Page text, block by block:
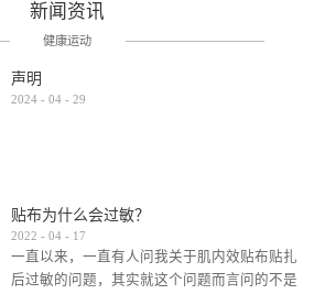
新闻资讯
健康运动
声明
2024 - 04 - 29
贴布为什么会过敏？
2022 - 04 - 17
一直以来，一直有人问我关于肌内效贴布贴扎
后过敏的问题，其实就这个问题而言问的不是